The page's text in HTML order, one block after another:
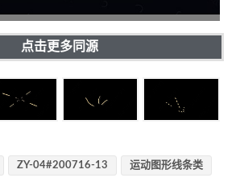
点击更多同源
ZY-04#200716-13 运动图形线条类